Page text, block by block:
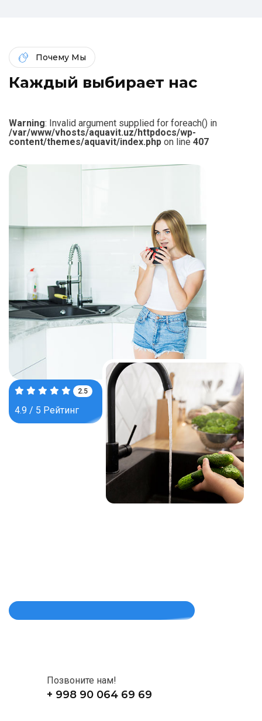
Почему Мы
Каждый выбирает нас
Warning: Invalid argument supplied for foreach() in
/var/www/vhosts/aquavit.uz/httpdocs/wp-
content/themes/aquavit/index.php on line 407
3.9
4.9 / 5 Рейтинг
Позвоните нам!
+ 998 90 064 69 69